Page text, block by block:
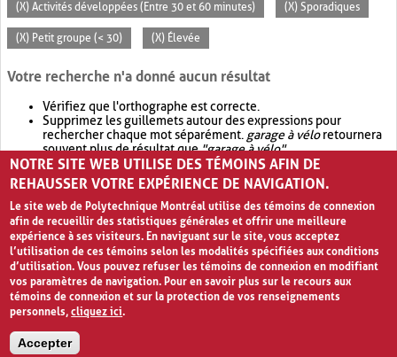
(X) Activités développées (Entre 30 et 60 minutes) (X) Sporadiques
(X) Petit groupe (< 30) (X) Élevée
Votre recherche n'a donné aucun résultat
Vérifiez que l'orthographe est correcte.
Supprimez les guillemets autour des expressions pour
rechercher chaque mot séparément. garage à véloretournera
souvent plus de résultat que"garage à vélo".
Envisagez d'élargir votre recherche avec OR.garage OR vélo
retournera souvent plus de résultat quegarage à vélo
NOTRE SITE WEB UTILISE DES TÉMOINS AFIN DE
REHAUSSER VOTRE EXPÉRIENCE DE NAVIGATION.
Le site web de Polytechnique Montréal utilise des témoins de connexion
afin de recueillir des statistiques générales et offrir une meilleure
expérience à ses visiteurs. En naviguant sur le site, vous acceptez
l’utilisation de ces témoins selon les modalités spécifiées aux conditions
d’utilisation. Vous pouvez refuser les témoins de connexion en modifiant
vos paramètres de navigation. Pour en savoir plus sur le recours aux
témoins de connexion et sur la protection de vos renseignements
personnels,cliquez ici.
Accepter